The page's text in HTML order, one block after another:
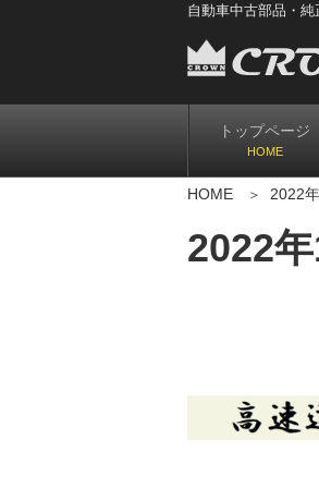
自動車中古部品・
限りある資源を
トップページ
HOME 2022
2022年